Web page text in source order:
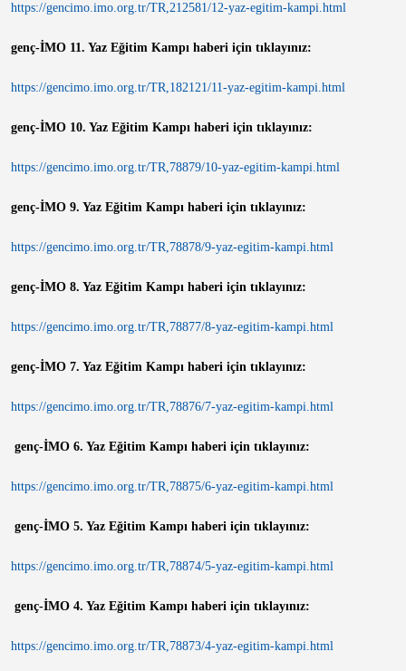
https://gencimo.imo.org.tr/TR,212581/12-yaz-egitim-kampi.html
genç-İMO 11. Yaz Eğitim Kampı haberi için tıklayınız:
https://gencimo.imo.org.tr/TR,182121/11-yaz-egitim-kampi.html
genç-İMO 10. Yaz Eğitim Kampı haberi için tıklayınız:
https://gencimo.imo.org.tr/TR,78879/10-yaz-egitim-kampi.html
genç-İMO 9. Yaz Eğitim Kampı haberi için tıklayınız:
https://gencimo.imo.org.tr/TR,78878/9-yaz-egitim-kampi.html
genç-İMO 8. Yaz Eğitim Kampı haberi için tıklayınız:
https://gencimo.imo.org.tr/TR,78877/8-yaz-egitim-kampi.html
genç-İMO 7. Yaz Eğitim Kampı haberi için tıklayınız:
https://gencimo.imo.org.tr/TR,78876/7-yaz-egitim-kampi.html
genç-İMO 6. Yaz Eğitim Kampı haberi için tıklayınız:
https://gencimo.imo.org.tr/TR,78875/6-yaz-egitim-kampi.html
genç-İMO 5. Yaz Eğitim Kampı haberi için tıklayınız:
https://gencimo.imo.org.tr/TR,78874/5-yaz-egitim-kampi.html
genç-İMO 4. Yaz Eğitim Kampı haberi için tıklayınız:
https://gencimo.imo.org.tr/TR,78873/4-yaz-egitim-kampi.html